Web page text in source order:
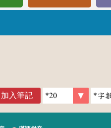
加入筆記